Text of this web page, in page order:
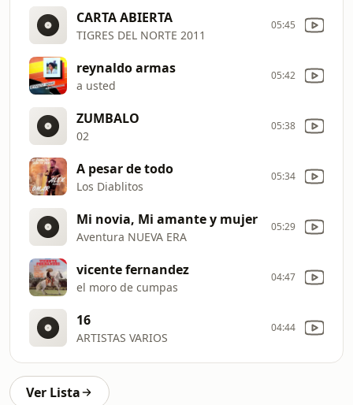
CARTA ABIERTA
TIGRES DEL NORTE 2011
05:45
reynaldo armas
a usted
05:42
ZUMBALO
02
05:38
A pesar de todo
Los Diablitos
05:34
Mi novia, Mi amante y mujer
Aventura NUEVA ERA
05:29
vicente fernandez
el moro de cumpas
04:47
16
ARTISTAS VARIOS
04:44
Ver Lista